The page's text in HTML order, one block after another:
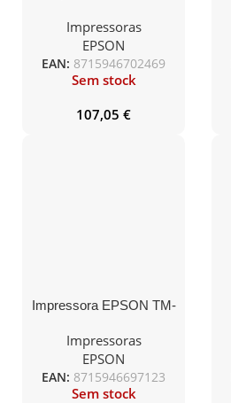
Home XP-5200
Impressoras
EPSON
EAN: 8715946702469
Sem stock
107,05 €
Impressora EPSON TM-
Ethernet / Power USB
Impressoras
EPSON
EAN: 8715946697123
Sem stock